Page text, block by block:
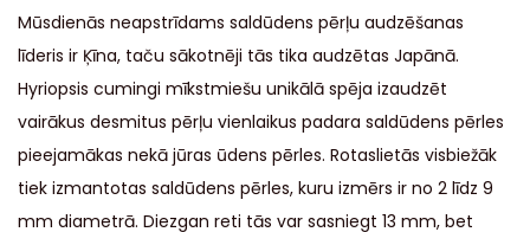
Mūsdienās neapstrīdams saldūdens pērļu audzēšanas
līderis ir Ķīna, taču sākotnēji tās tika audzētas Japānā.
Hyriopsis cumingi mīkstmiešu unikālā spēja izaudzēt
vairākus desmitus pērļu vienlaikus padara saldūdens pērles
pieejamākas nekā jūras ūdens pērles. Rotaslietās visbiežāk
tiek izmantotas saldūdens pērles, kuru izmērs ir no 2 līdz 9
mm diametrā. Diezgan reti tās var sasniegt 13 mm, bet